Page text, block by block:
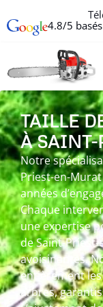
4.8/5
TAILLE
À SAINT-
Notre
Priest-en-
années
Chaque
une expertise
de Saint-
avoisinantes.
entièrement
arbres,